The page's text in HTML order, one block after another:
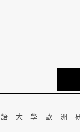
大學歐洲